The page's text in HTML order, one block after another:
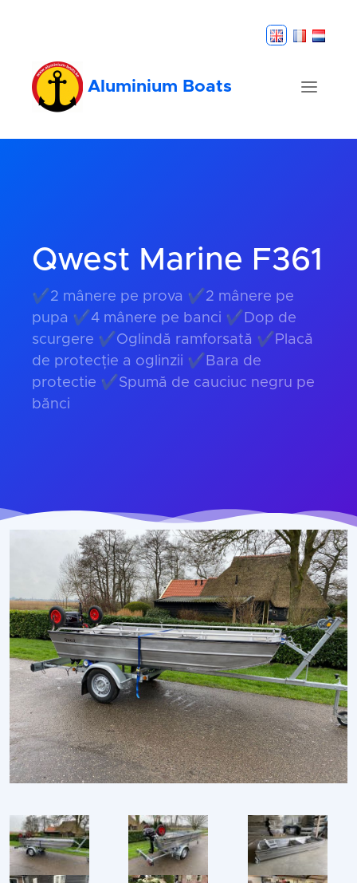
Aluminium Boats
Qwest Marine F361
✔2 mânere pe prova ✔2 mânere pe
pupa ✔4 mânere pe banci ✔Dop de
scurgere ✔Oglindă ramforsată ✔Placă
de protecție a oglinzii ✔Bara de
protectie ✔Spumă de cauciuc negru pe
bănci